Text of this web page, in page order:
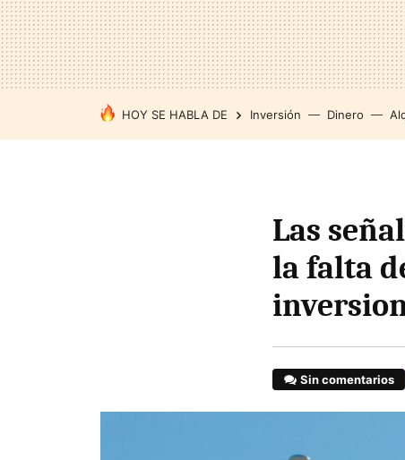
HOY SE HABLA DE Inversión Dinero
Las
la falta
Sin comentarios